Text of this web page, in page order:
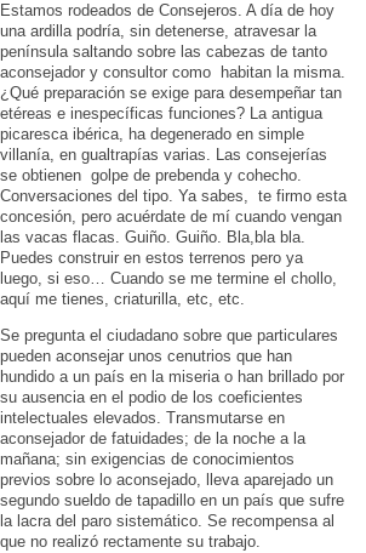
Estamos rodeados de Consejeros. A día de hoy
una ardilla podría, sin detenerse, atravesar la
península saltando sobre las cabezas de tanto
aconsejador y consultor como habitan la misma.
¿Qué preparación se exige para desempeñar tan
etéreas e inespecíficas funciones? La antigua
picaresca ibérica, ha degenerado en simple
villanía, en gualtrapías varias. Las consejerías
se obtienen golpe de prebenda y cohecho.
Conversaciones del tipo. Ya sabes, te firmo esta
concesión, pero acuérdate de mí cuando vengan
las vacas flacas. Guiño. Guiño. Bla,bla bla.
Puedes construir en estos terrenos pero ya
luego, si eso… Cuando se me termine el chollo,
aquí me tienes, criaturilla, etc, etc.
Se pregunta el ciudadano sobre que particulares
pueden aconsejar unos cenutrios que han
hundido a un país en la miseria o han brillado por
su ausencia en el podio de los coeficientes
intelectuales elevados. Transmutarse en
aconsejador de fatuidades; de la noche a la
mañana; sin exigencias de conocimientos
previos sobre lo aconsejado, lleva aparejado un
segundo sueldo de tapadillo en un país que sufre
la lacra del paro sistemático. Se recompensa al
que no realizó rectamente su trabajo.